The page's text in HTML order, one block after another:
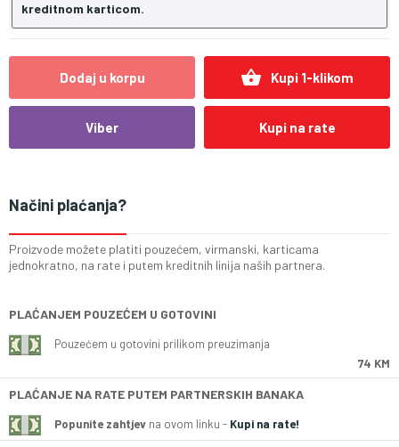
kreditnom karticom.
Dodaj u korpu shopping_basket Kupi 1-klikom
Viber Kupi na rate
Načini plaćanja?
Proizvode možete platiti pouzećem, virmanski, karticama
jednokratno, na rate i putem kreditnih linija naših partnera.
PLAĆANJEM POUZEĆEM U GOTOVINI
Pouzećem u gotovini prilikom preuzimanja
74 KM
PLAĆANJE NA RATE PUTEM PARTNERSKIH BANAKA
Popunite zahtjev na ovom linku - Kupi na rate!